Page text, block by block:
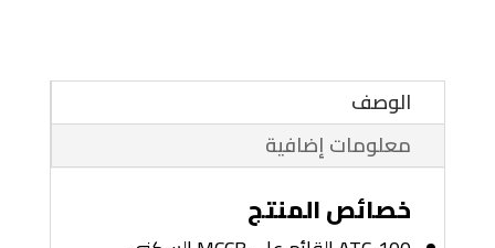
الوصف
معلومات إضافية
خصائص المنتج